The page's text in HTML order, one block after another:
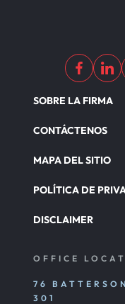
SOBRE LA FIRMA
CONTÁCTENOS
MAPA DEL SITIO
POLÍTICA DE
DISCLAIMER
OFFICE
76
301